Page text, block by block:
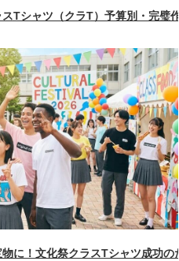
スTシャツ（クラT）予算別・完璧
物に！文化祭クラスTシャツ成功